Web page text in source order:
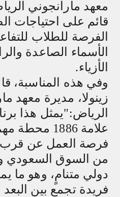
معهد مارانجوني
قائم على احتياجات
الفرصة للطلاب
الأسماء الصاعدة
الأزياء.
وفي هذه المناسبة،
زينولا، مديرة معهد
الرياض:"يمثل هذا
علامة 1886
فرصة العمل عن قرب
من السوق السعودي
دولي متنامٍ، وهو ما
فريدة تجمع بين